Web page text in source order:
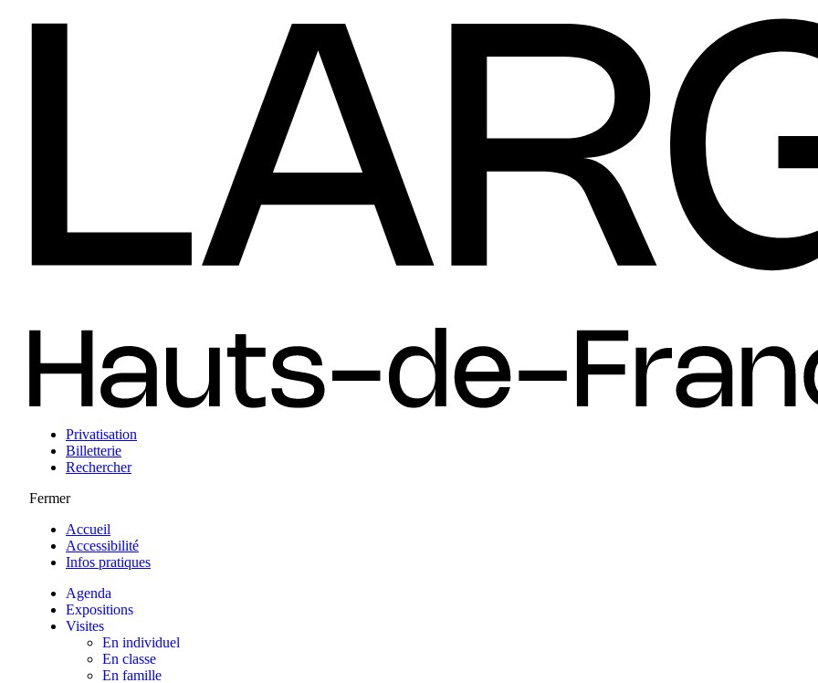
Privatisation
Billetterie
Rechercher
Fermer
Accueil
Accessibilité
Infos pratiques
Agenda
Expositions
Visites
En individuel
En classe
En famille